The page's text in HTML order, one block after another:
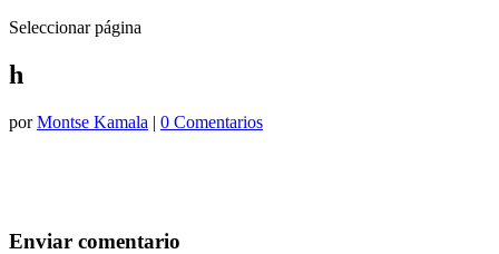
Seleccionar página
h
porMontse Kamala | 0 Comentarios
Enviar comentario